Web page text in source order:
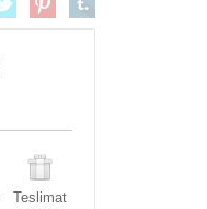
Teslimat